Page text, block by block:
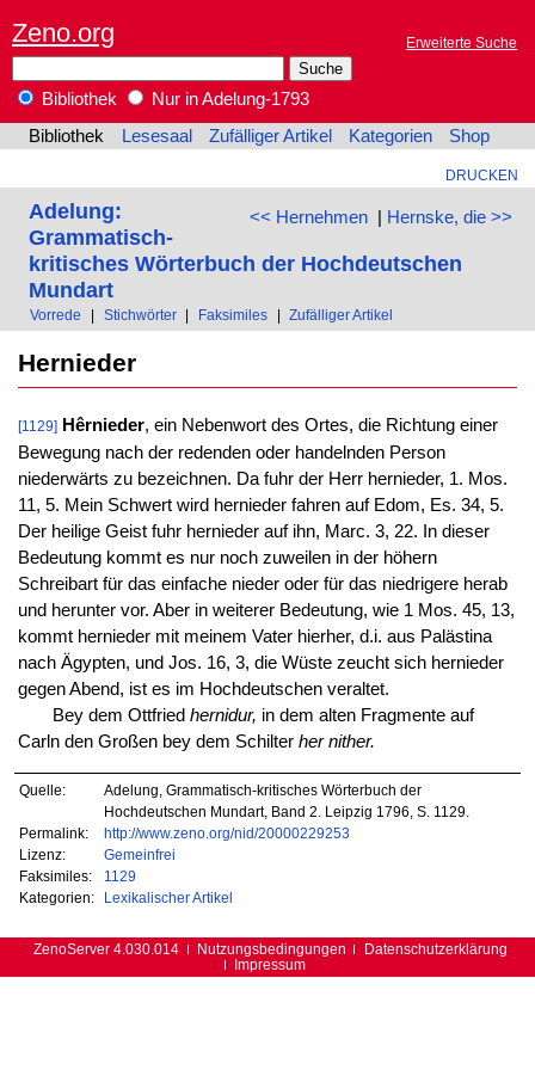
Zeno.org Erweiterte Suche
Bibliothek
Nur in Adelung-1793
Bibliothek
Lesesaal Zufälliger Artikel Kategorien Shop
DRUCKEN
<< Hernehmen| Hernske, die >>
Adelung:
Grammatisch-
kritisches Wörterbuch der Hochdeutschen
Mundart
Vorrede Stichwörter Faksimiles Zufälliger Artikel
Hernieder
[1129] Hêrnieder, ein Nebenwort des Ortes, die Richtung einer
Bewegung nach der redenden oder handelnden Person
niederwärts zu bezeichnen. Da fuhr der Herr hernieder, 1. Mos.
11, 5. Mein Schwert wird hernieder fahren auf Edom, Es. 34, 5.
Der heilige Geist fuhr hernieder auf ihn, Marc. 3, 22. In dieser
Bedeutung kommt es nur noch zuweilen in der höhern
Schreibart für das einfache nieder oder für das niedrigere herab
und herunter vor. Aber in weiterer Bedeutung, wie 1 Mos. 45, 13,
kommt hernieder mit meinem Vater hierher, d.i. aus Palästina
nach Ägypten, und Jos. 16, 3, die Wüste zeucht sich hernieder
gegen Abend, ist es im Hochdeutschen veraltet.
Bey dem Ottfried hernidur, in dem alten Fragmente auf
Carln den Großen bey dem Schilter her nither.
Quelle:
Adelung, Grammatisch-kritisches Wörterbuch der
Hochdeutschen Mundart, Band 2. Leipzig 1796, S. 1129.
Permalink:
http://www.zeno.org/nid/20000229253
Lizenz:
Gemeinfrei
Faksimiles:
1129
Kategorien:
Lexikalischer Artikel
ZenoServer 4.030.014 Nutzungsbedingungen
Datenschutzerklärung
Impressum